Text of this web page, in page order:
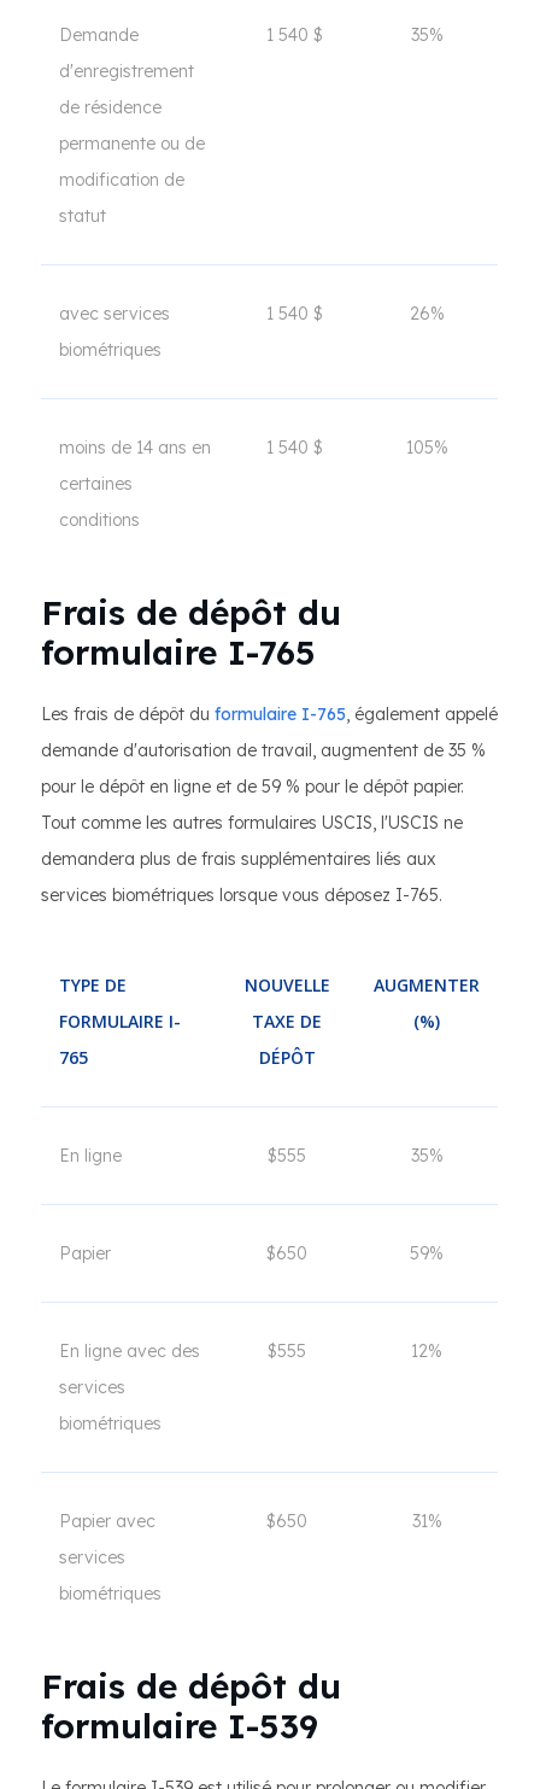
Demande
d'enregistrement
de résidence
permanente ou de
modification de
statut
1 540 $ 35%
avec services
biométriques
1 540 $ 26%
moins de 14 ans en
certaines
conditions
1 540 $ 105%
Frais de dépôt du
formulaire I-765
Les frais de dépôt du formulaire I-765, également appelé
demande d'autorisation de travail, augmentent de 35 %
pour le dépôt en ligne et de 59 % pour le dépôt papier.
Tout comme les autres formulaires USCIS, l'USCIS ne
demandera plus de frais supplémentaires liés aux
services biométriques lorsque vous déposez I-765.
TYPE DE
FORMULAIRE I-
765
NOUVELLE
TAXE DE
DÉPÔT
AUGMENTER
(%)
En ligne $555 35%
Papier $650 59%
En ligne avec des
services
biométriques
$555 12%
Papier avec
services
biométriques
$650 31%
Frais de dépôt du
formulaire I-539